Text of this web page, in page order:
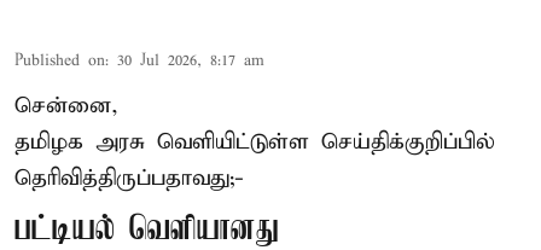
Published on: 30 Jul 2026, 8:17 am
சென்னை,
தமிழக அரசு வெளியிட்டுள்ள செய்திக்குறிப்பில்
தெரிவித்திருப்பதாவது;-
பட்டியல் வெளியானது